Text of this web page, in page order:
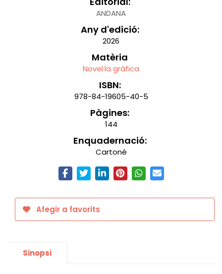
ANDANA
Any d'edició:
2026
Matèria
Novel·la gràfica
ISBN:
978-84-19605-40-5
Pàgines:
144
Enquadernació:
Cartoné
Afegir a favorits
Sinopsi